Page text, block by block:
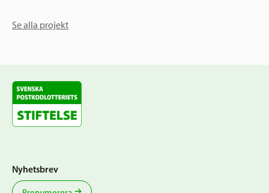
Se alla projekt
Nyhetsbrev